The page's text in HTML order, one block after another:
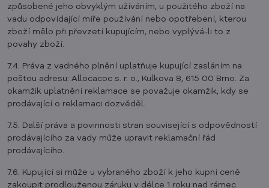
způsobené jeho obvyklým užíváním, u použitého zboží na
vadu odpovídající míře používání nebo opotřebení, kterou
zboží mělo při převzetí kupujícím, nebo vyplývá-li to z
povahy zboží.
7.4. Práva z vadného plnění uplatňuje kupující zasláním na
poštou adresu: Allocacoc s. r. o., Kulkova 8, 615 00 Brno. Za
okamžik uplatnění reklamace se považuje okamžik, kdy se
prodávající o reklamaci dozvěděl.
7.5. Další práva a povinnosti stran související s odpovědností
prodávajícího za vady může upravit reklamační řád
prodávajícího.
7.6. Kupující si může u vybraného zboží k jeho kupní ceně
zakoupit prodlouženou záruku v délce 1 roku nad rámec